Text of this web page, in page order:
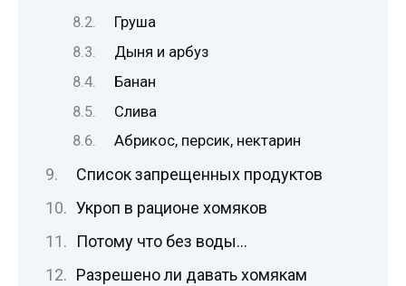
Груша
Дыня и арбуз
Банан
Слива
Абрикос, персик, нектарин
Список запрещенных продуктов
Укроп в рационе хомяков
Потому что без воды…
Разрешено ли давать хомякам